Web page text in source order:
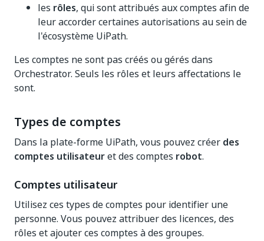
les rôles, qui sont attribués aux comptes afin de
leur accorder certaines autorisations au sein de
l'écosystème UiPath.
Les comptes ne sont pas créés ou gérés dans
Orchestrator. Seuls les rôles et leurs affectations le
sont.
Types de comptes
Dans la plate-forme UiPath, vous pouvez créer des
comptes utilisateuret des comptes robot.
Comptes utilisateur
Utilisez ces types de comptes pour identifier une
personne. Vous pouvez attribuer des licences, des
rôles et ajouter ces comptes à des groupes.